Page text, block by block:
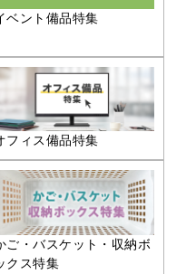
ベント備品特集
フィス備品特集
ご・バスケット・収納ボ
クス特集